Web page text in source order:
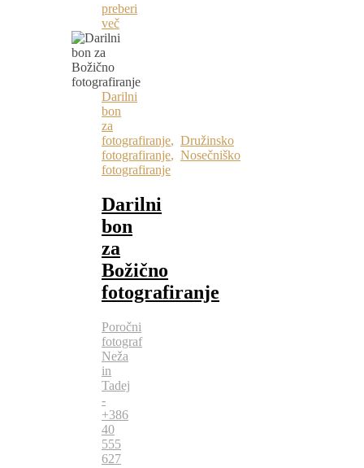
preberi
več
Darilni
bon
za
fotografiranje, Družinsko
fotografiranje, Nosečniško
fotografiranje
Darilni
bon
za
Božično
fotografiranje
Poročni
fotograf
Neža
in
Tadej
-
+386
40
555
627